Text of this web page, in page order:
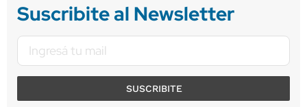
Suscribite al Newsletter
SUSCRIBITE